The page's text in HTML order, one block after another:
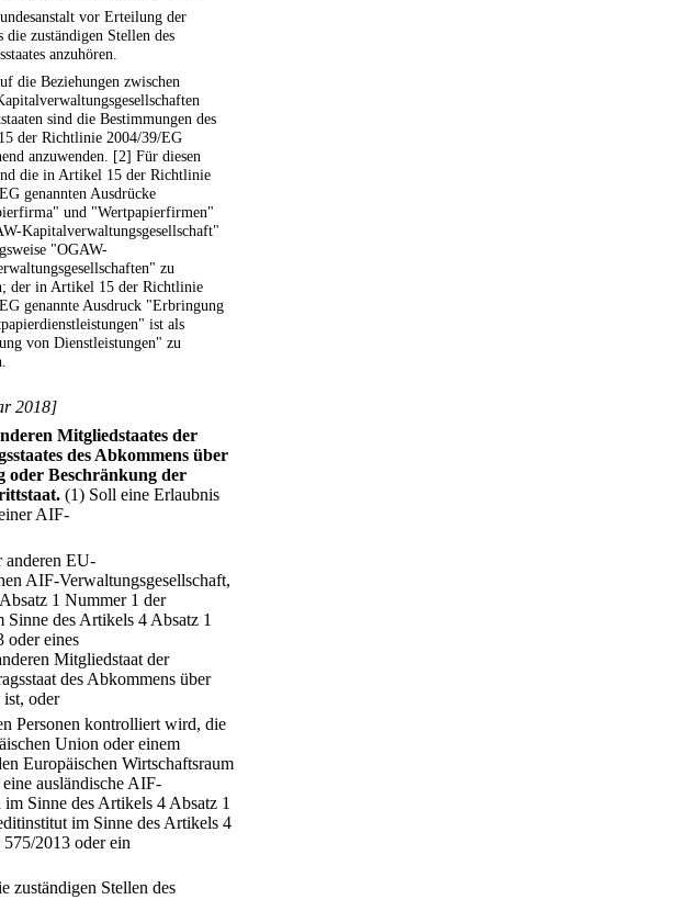
vor Erteilung der
die zuständigen Stellen des
anzuhören.
die Beziehungen zwischen
sind die Bestimmungen des
der Richtlinie 2004/39/EG
anzuwenden. [2] Für diesen
die in Artikel 15 der Richtlinie
genannten Ausdrücke
und "Wertpapierfirmen"
Kapitalverwaltungsgesellschaft"
"OGAW-
zu
der in Artikel 15 der Richtlinie
genannte Ausdruck "Erbringung
ist als
von Dienstleistungen" zu
2018]
Mitgliedstaates der
des Abkommens über
oder Beschränkung der
(1) Soll eine Erlaubnis
AIF-
anderen EU-
AIF-Verwaltungsgesellschaft,
1 Nummer 1 der
des Artikels 4 Absatz 1
oder eines
Mitgliedstaat der
des Abkommens über
ist, oder
Personen kontrolliert wird, die
Union oder einem
Europäischen Wirtschaftsraum
ausländische AIF-
Sinne des Artikels 4 Absatz 1
im Sinne des Artikels 4
2013 oder ein
zuständigen Stellen des